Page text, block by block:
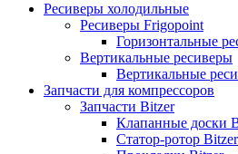
Ресиверы холодильные
Ресиверы Frigopoint
Горизонтальные
Вертикальные ресиверы
Вертикальные
Запчасти для компрессоров
Запчасти Bitzer
Клапанные доски
Статор-ротор Bitzer